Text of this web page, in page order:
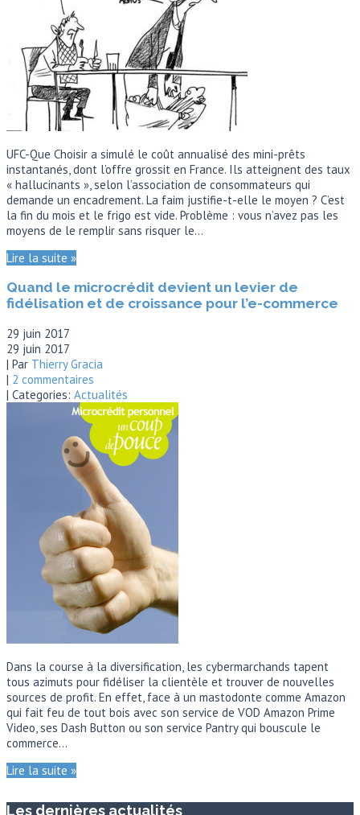
UFC-Que Choisir a simulé le coût annualisé des mini-prêts
instantanés, dont l’offre grossit en France. Ils atteignent des taux
« hallucinants », selon l’association de consommateurs qui
demande un encadrement. La faim justifie-t-elle le moyen ? C’est
la fin du mois et le frigo est vide. Problème : vous n’avez pas les
moyens de le remplir sans risquer le…
Lire la suite »
Quand le microcrédit devient un levier de
fidélisation et de croissance pour l’e-commerce
29 juin 2017
29 juin 2017
| Par Thierry Gracia
| 2 commentaires
| Categories: Actualités
Dans la course à la diversification, les cybermarchands tapent
tous azimuts pour fidéliser la clientèle et trouver de nouvelles
sources de profit. En effet, face à un mastodonte comme Amazon
qui fait feu de tout bois avec son service de VOD Amazon Prime
Video, ses Dash Button ou son service Pantry qui bouscule le
commerce…
Lire la suite »
Les dernières actualités